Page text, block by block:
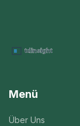
Menü
Über Uns